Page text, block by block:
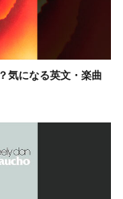
気になる英文・楽曲